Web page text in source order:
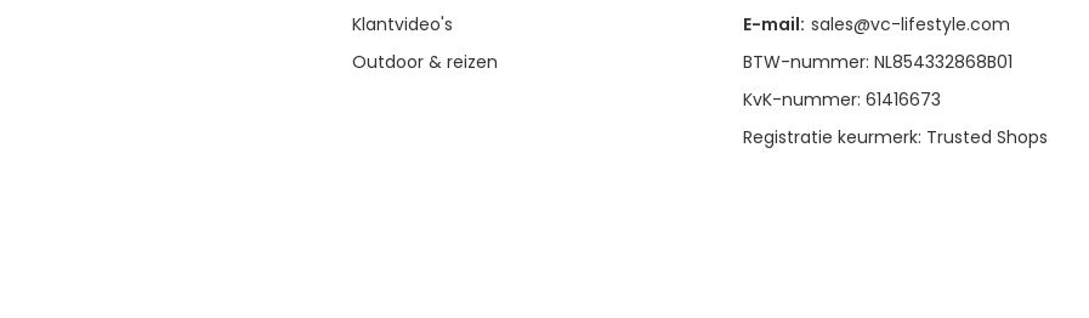
Klantvideo's
Outdoor & reizen
E-mail: sales@vc-lifestyle.com
BTW-nummer: NL854332868B01
KvK-nummer: 61416673
Registratie keurmerk: Trusted Shops